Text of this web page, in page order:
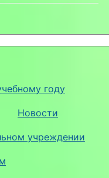
году
Новости
учреждении